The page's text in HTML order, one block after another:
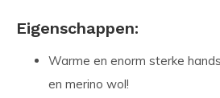
Eigenschappen:
Warme en enorm sterke
en merino wol!